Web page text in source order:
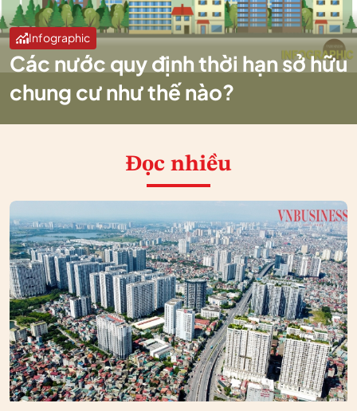
Infographic
Các nước quy định thời hạn sở hữu
chung cư như thế nào?
Đọc nhiều